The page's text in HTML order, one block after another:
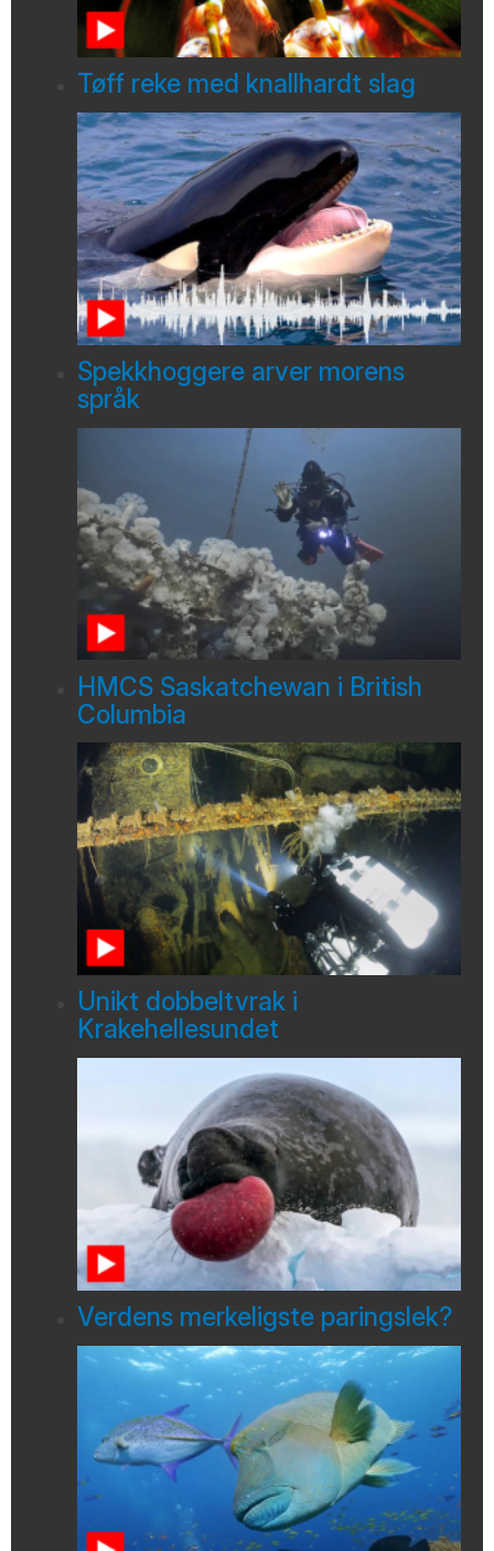
Tøff reke med knallhardt slag
Spekkhoggere arver morens
språk
HMCS Saskatchewan i British
Columbia
Unikt dobbeltvrak i
Krakehellesundet
Verdens merkeligste paringslek?